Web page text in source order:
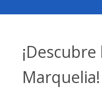
Marquelia!